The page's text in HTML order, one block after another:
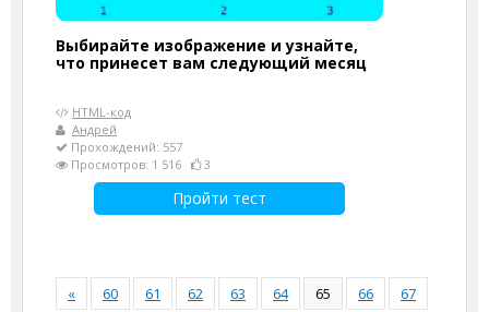
Выбирайте изображение и узнайте,
что принесет вам следующий месяц
HTML-код
Андрей
Прохождений: 557
Просмотров: 1 516
3
Пройти тест
« 60 61 62 63 64 65 66
67